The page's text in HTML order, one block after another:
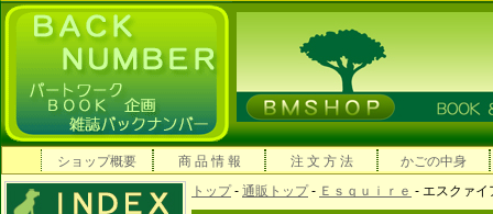
ショップ概要 商 品 情 報 注 文 方 法 かごの中身
トップ- 通販トップ- Ｅｓｑｕｉｒｅ - エスクァ